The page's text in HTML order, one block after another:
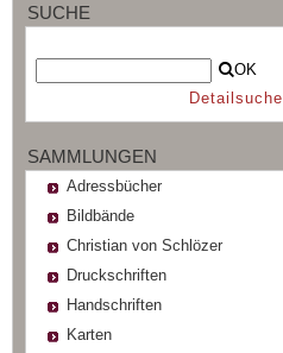
SUCHE
OK
Detailsuche
SAMMLUNGEN
Adressbücher
Bildbände
Christian von Schlözer
Druckschriften
Handschriften
Karten